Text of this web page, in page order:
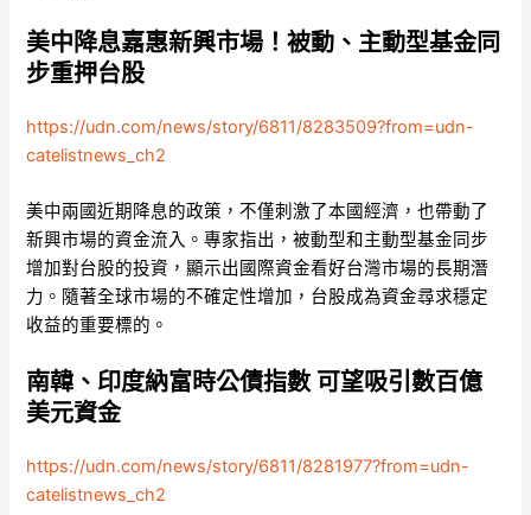
美中降息嘉惠新興市場！被動、主動型基金同
步重押台股
https://udn.com/news/story/6811/8283509?from=udn-
catelistnews_ch2
美中兩國近期降息的政策，不僅刺激了本國經濟，也帶動了
新興市場的資金流入。專家指出，被動型和主動型基金同步
增加對台股的投資，顯示出國際資金看好台灣市場的長期潛
力。隨著全球市場的不確定性增加，台股成為資金尋求穩定
收益的重要標的。
南韓、印度納富時公債指數 可望吸引數百億
美元資金
https://udn.com/news/story/6811/8281977?from=udn-
catelistnews_ch2